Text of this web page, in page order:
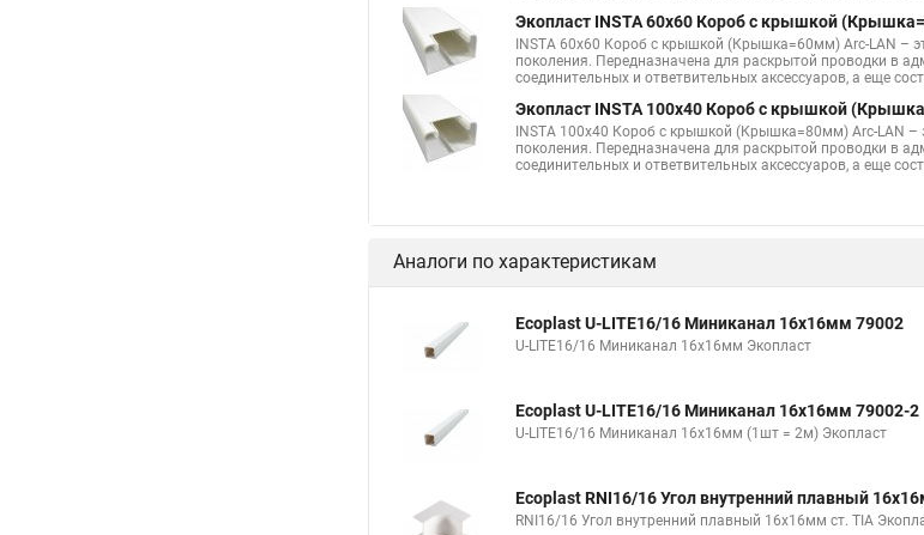
Экопласт INSTA 60х60 Короб с крышкой
INSTA 60х60 Короб с крышкой (Крышка=60мм) Arc-LAN –
поколения. Передназначена для раскрытой проводки в
соединительных и ответвительных аксессуаров, а еще
Экопласт INSTA 100x40 Короб с крышкой
INSTA 100x40 Короб с крышкой (Крышка=80мм) Arc-LAN –
поколения. Передназначена для раскрытой проводки в
соединительных и ответвительных аксессуаров, а еще
Аналоги по характеристикам
Ecoplast U-LITE16/16 Миниканал 16х16мм 79002
U-LITE16/16 Миниканал 16х16мм Экопласт
Ecoplast U-LITE16/16 Миниканал 16х16мм 79002-2
U-LITE16/16 Миниканал 16х16мм (1шт = 2м) Экопласт
Ecoplast RNI16/16 Угол внутренний плавный
RNI16/16 Угол внутренний плавный 16х16мм ст. TIA